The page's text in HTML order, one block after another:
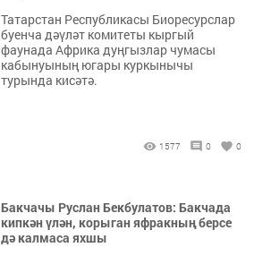
Татарстан Республикасы Биоресурслар
буенча дәүләт комитеты кыргый
фаунада Африка дуңгызлар чумасы
кабынуының югары куркынычы
турында кисәтә.
1577 0 0
Бакчачы Руслан Бекбулатов: Бакчада
кипкән үлән, корыган яфракның берсе
дә калмаса яхшы